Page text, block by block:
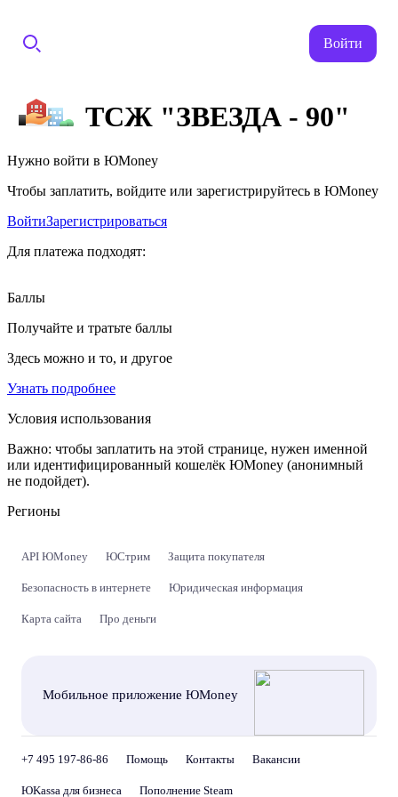
Войти
ТСЖ "ЗВЕЗДА - 90"
Нужно войти в ЮMoney
Чтобы заплатить, войдите или зарегистрируйтесь в ЮMoney
ВойтиЗарегистрироваться
Для платежа подходят:
Баллы
Получайте и тратьте баллы
Здесь можно и то, и другое
Узнать подробнее
Условия использования
Важно: чтобы заплатить на этой странице, нужен именной
или идентифицированный кошелёк ЮMoney (анонимный
не подойдет).
Регионы
API ЮMoney ЮСтрим Защита покупателя
Безопасность в интернете Юридическая информация
Карта сайта Про деньги
Мобильное приложение ЮMoney
+7 495 197-86-86 Помощь Контакты Вакансии
ЮKassa для бизнеса Пополнение Steam